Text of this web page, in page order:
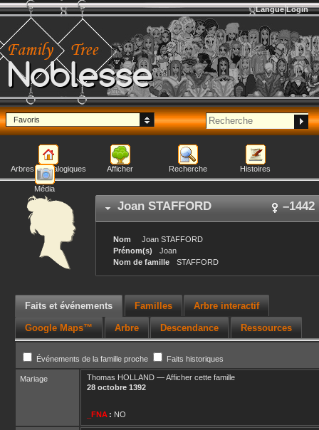
Noblesse
Langue Login
Favoris
Arbres généalogiques Afficher Recherche Histoires
Média
Joan STAFFORD –1442
Nom Joan STAFFORD
Prénom(s)
Joan
Nom de famille
STAFFORD
Faits et événements Familles Arbre interactif
Google Maps™ Arbre Descendance Ressources
Événements de la famille proche Faits historiques
Mariage Thomas HOLLAND —Afficher cette famille
28 octobre 1392
_FNA : NO